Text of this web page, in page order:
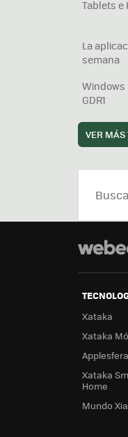
Tablets e
La
semana
Windows
GDR1
VER MÁS
Xataka
Xataka
Applesfera
Xataka
Home
Mundo